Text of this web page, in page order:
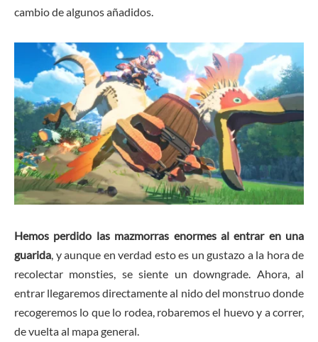
cambio de algunos añadidos.
Hemos perdido las mazmorras enormes al entrar en una
guarida , y aunque en verdad esto es un gustazo a la hora de
recolectar monsties, se siente un downgrade. Ahora, al
entrar llegaremos directamente al nido del monstruo donde
recogeremos lo que lo rodea, robaremos el huevo y a correr,
de vuelta al mapa general.